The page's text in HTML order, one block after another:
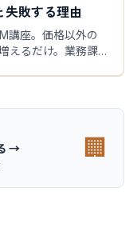
失敗する理由
講座。価格以外の
えるだけ。業務課
→ 🏢